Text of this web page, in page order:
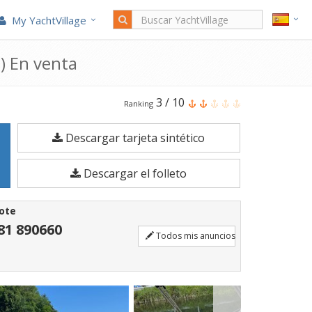
My YachtVillage
En venta
El
Quicksilver
505
Cabin
es
un
5,41
Ranking 3 / 10
Descargar tarjeta sintético
Descargar el folleto
890660 Todos mis anuncios